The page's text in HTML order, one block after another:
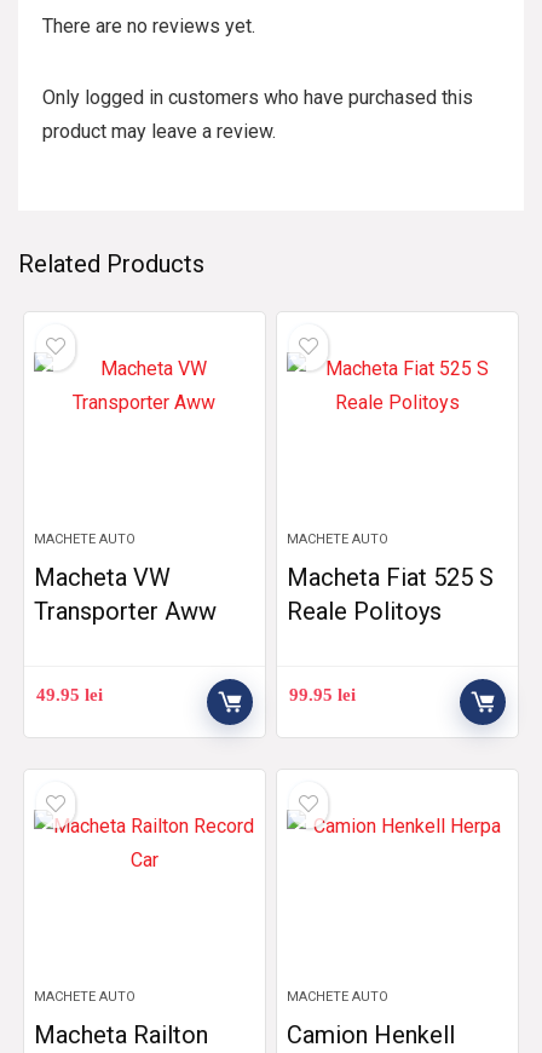
There are no reviews yet.
Only logged in customers who have purchased this
product may leave a review.
Related Products
MACHETE AUTO
Macheta VW
Transporter Aww
49.95lei
MACHETE AUTO
Macheta Fiat 525 S
Reale Politoys
99.95lei
MACHETE AUTO
Macheta Railton
MACHETE AUTO
Camion Henkell